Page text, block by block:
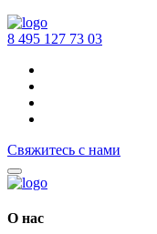
‪8 495 127 73 03
Свяжитесь с нами
О нас